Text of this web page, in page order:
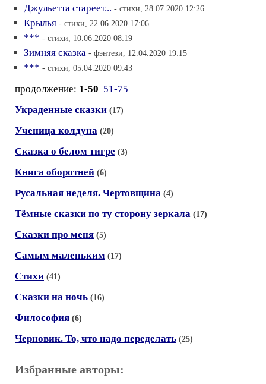
Джульетта стареет... - стихи, 28.07.2020 12:26
Крылья - стихи, 22.06.2020 17:06
*** - стихи, 10.06.2020 08:19
Зимняя сказка - фэнтези, 12.04.2020 19:15
*** - стихи, 05.04.2020 09:43
продолжение: 1-50 51-75
Украденные сказки (17)
Ученица колдуна (20)
Сказка о белом тигре (3)
Книга оборотней (6)
Русальная неделя. Чертовщина (4)
Тёмные сказки по ту сторону зеркала (17)
Сказки про меня (5)
Самым маленьким (17)
Стихи (41)
Сказки на ночь (16)
Философия (6)
Черновик. То, что надо переделать (25)
Избранные авторы: